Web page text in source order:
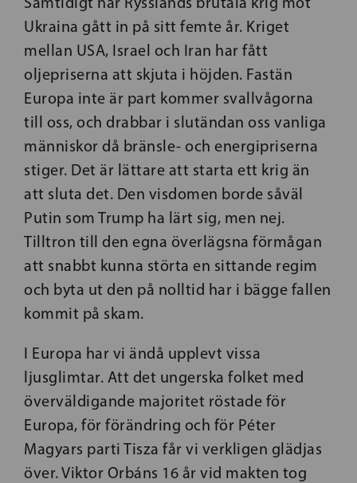
Ukraina gått in på sitt femte år. Kriget
mellan USA, Israel och Iran har fått
oljepriserna att skjuta i höjden. Fastän
Europa inte är part kommer svallvågorna
till oss, och drabbar i slutändan oss vanliga
människor då bränsle- och energipriserna
stiger. Det är lättare att starta ett krig än
att sluta det. Den visdomen borde såväl
Putin som Trump ha lärt sig, men nej.
Tilltron till den egna överlägsna förmågan
att snabbt kunna störta en sittande regim
och byta ut den på nolltid har i bägge fallen
kommit på skam.
I Europa har vi ändå upplevt vissa
ljusglimtar. Att det ungerska folket med
överväldigande majoritet röstade för
Europa, för förändring och för Péter
Magyars parti Tisza får vi verkligen glädjas
över. Viktor Orbáns 16 år vid makten tog